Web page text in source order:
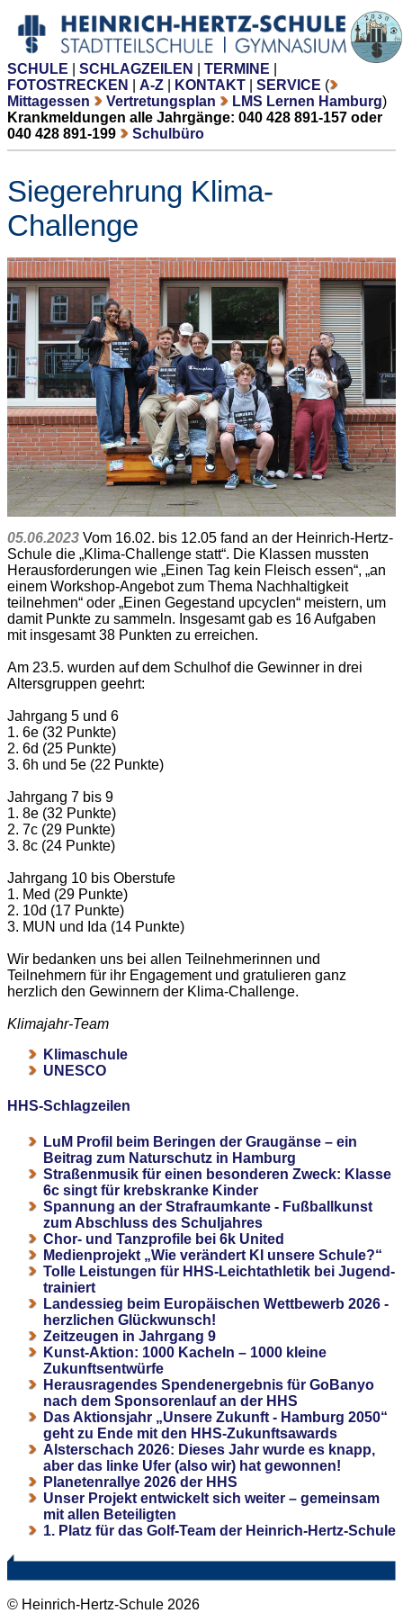
SCHULE SCHLAGZEILEN TERMINE
FOTOSTRECKEN
A-Z KONTAKT SERVICE (
Mittagessen
Vertretungsplan LMS Lernen Hamburg)
Krankmeldungen alle Jahrgänge: 040 428 891-157 oder
040 428 891-199
Schulbüro
Siegerehrung Klima-
Challenge
05.06.2023 Vom 16.02. bis 12.05 fand an der Heinrich-Hertz-
Schule die „Klima-Challenge statt“. Die Klassen mussten
Herausforderungen wie „Einen Tag kein Fleisch essen“, „an
einem Workshop-Angebot zum Thema Nachhaltigkeit
teilnehmen“ oder „Einen Gegestand upcyclen“ meistern, um
damit Punkte zu sammeln. Insgesamt gab es 16 Aufgaben
mit insgesamt 38 Punkten zu erreichen.
Am 23.5. wurden auf dem Schulhof die Gewinner in drei
Altersgruppen geehrt:
Jahrgang 5 und 6
1. 6e (32 Punkte)
2. 6d (25 Punkte)
3. 6h und 5e (22 Punkte)
Jahrgang 7 bis 9
1. 8e (32 Punkte)
2. 7c (29 Punkte)
3. 8c (24 Punkte)
Jahrgang 10 bis Oberstufe
1. Med (29 Punkte)
2. 10d (17 Punkte)
3. MUN und Ida (14 Punkte)
Wir bedanken uns bei allen Teilnehmerinnen und
Teilnehmern für ihr Engagement und gratulieren ganz
herzlich den Gewinnern der Klima-Challenge.
Klimajahr-Team
Klimaschule
UNESCO
HHS-Schlagzeilen
LuM Profil beim Beringen der Graugänse – ein
Beitrag zum Naturschutz in Hamburg
Straßenmusik für einen besonderen Zweck: Klasse
6c singt für krebskranke Kinder
Spannung an der Strafraumkante - Fußballkunst
zum Abschluss des Schuljahres
Chor- und Tanzprofile bei 6k United
Medienprojekt „Wie verändert KI unsere Schule?“
Tolle Leistungen für HHS-Leichtathletik bei Jugend-
trainiert
Landessieg beim Europäischen Wettbewerb 2026 -
herzlichen Glückwunsch!
Zeitzeugen in Jahrgang 9
Kunst-Aktion: 1000 Kacheln – 1000 kleine
Zukunftsentwürfe
Herausragendes Spendenergebnis für GoBanyo
nach dem Sponsorenlauf an der HHS
Das Aktionsjahr „Unsere Zukunft - Hamburg 2050“
geht zu Ende mit den HHS-Zukunftsawards
Alsterschach 2026: Dieses Jahr wurde es knapp,
aber das linke Ufer (also wir) hat gewonnen!
Planetenrallye 2026 der HHS
Unser Projekt entwickelt sich weiter – gemeinsam
mit allen Beteiligten
1. Platz für das Golf-Team der Heinrich-Hertz-Schule
© Heinrich-Hertz-Schule 2026